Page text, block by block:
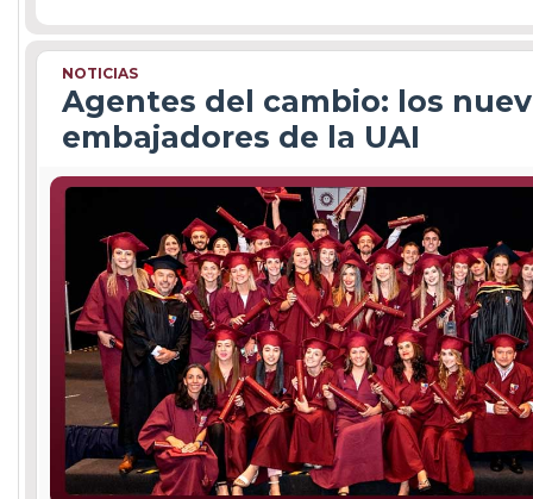
NOTICIAS
Agentes del cambio: los
embajadores de la UAI